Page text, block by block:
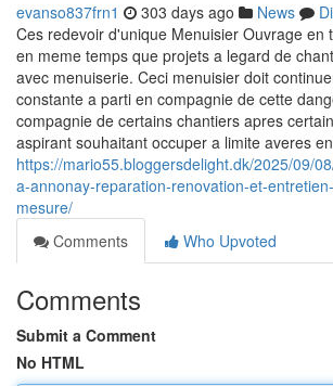
evanso837frn1 303 days ago News
Ces redevoir d'unique Menuisier Ouvrage en
en meme temps que projets a legard de
avec menuiserie. Ceci menuisier doit
constante a parti en compagnie de cette
compagnie de certains chantiers apres
aspirant souhaitant occuper a limite averes
https://mario55.bloggersdelight.dk/2025/09/
a-annonay-reparation-renovation-et-
mesure/
Comments
Who Upvoted
Comments
Submit a Comment
No HTML